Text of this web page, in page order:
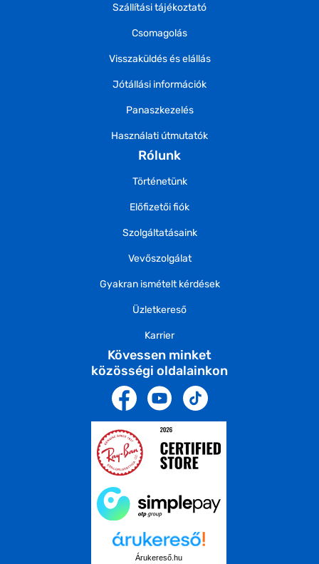
Szállítási tájékoztató
Csomagolás
Visszaküldés és elállás
Jótállási információk
Panaszkezelés
Használati útmutatók
Rólunk
Történetünk
Előfizetői fiók
Szolgáltatásaink
Vevőszolgálat
Gyakran ismételt kérdések
Üzletkereső
Karrier
Kövessen minket
közösségi oldalainkon
Árukereső.hu